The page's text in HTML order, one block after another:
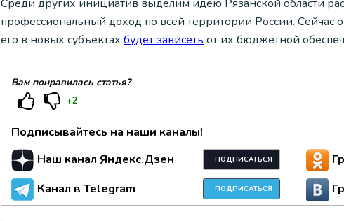
Среди других инициатив выделим идею Рязанской области
профессиональный доход по всей территории России. Сейчас
его в новых субъектах будет зависетьот их бюджетной
Вам понравилась статья?
+2
Подписывайтесь на наши каналы!
Наш канал Яндекс.Дзен
ПОДПИСАТЬСЯ
Канал в Telegram ПОДПИСАТЬСЯ